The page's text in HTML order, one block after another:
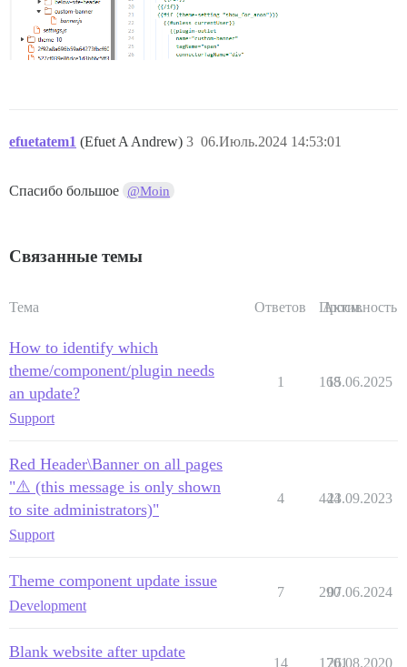
efuetatem1 (Efuet A Andrew) 06.Июль.2024 14:53:01
3
Спасибо большое @Moin
Связанные темы
Тема Ответов Просм.
Активность
How to identify which
theme/component/plugin needs
an update?
Support
1 168
15.06.2025
Red Header\Banner on all pages
"⚠️ (this message is only shown
to site administrators)"
Support
4 444
23.09.2023
Theme component update issue
Development
7 290
07.06.2024
Blank website after update
14 1701
26.08.2020